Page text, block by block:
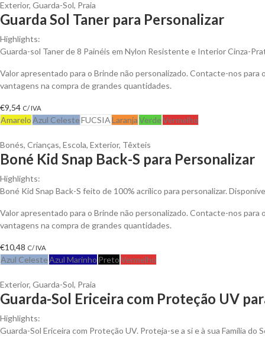
Exterior, Guarda-Sol, Praia
Guarda Sol Taner para Personalizar
Highlights:
Guarda-sol Taner de 8 Painéis em Nylon Resistente e Interior Cinza-
Valor apresentado para o Brinde não personalizado. Contacte-nos para
vantagens na compra de grandes quantidades.
€9,54 C/ IVA
AmareloAzul CelesteFUCSIALaranjaVerdeVermelho
Bonés, Crianças, Escola, Exterior, Têxteis
Boné Kid Snap Back-S para Personalizar
Highlights:
Boné Kid Snap Back-S feito de 100% acrílico para personalizar.
Valor apresentado para o Brinde não personalizado. Contacte-nos para
vantagens na compra de grandes quantidades.
€10,48 C/ IVA
Azul CelesteAzul Marinho PretoVermelho
Exterior, Guarda-Sol, Praia
Guarda-Sol Ericeira com Proteção UV
Highlights:
Guarda-Sol Ericeira com Proteção UV. Proteja-se a si e à sua Família do